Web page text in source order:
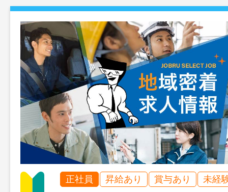
正社員 昇給あり 賞与あり 未経